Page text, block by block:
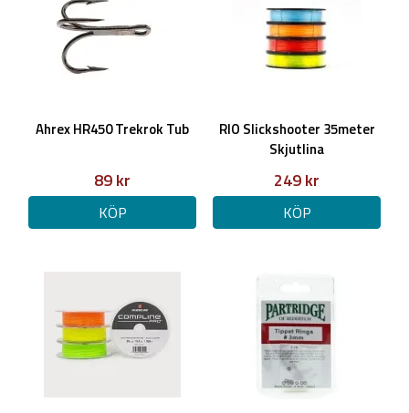
Ahrex HR450 Trekrok Tub
89 kr
KÖP
RIO Slickshooter 35meter
Skjutlina
249 kr
KÖP